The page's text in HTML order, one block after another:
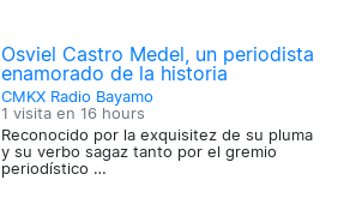
Osviel Castro Medel, un periodista
enamorado de la historia
CMKX Radio Bayamo
1 visita en 16 hours
Reconocido por la exquisitez de su pluma
y su verbo sagaz tanto por el gremio
periodístico …